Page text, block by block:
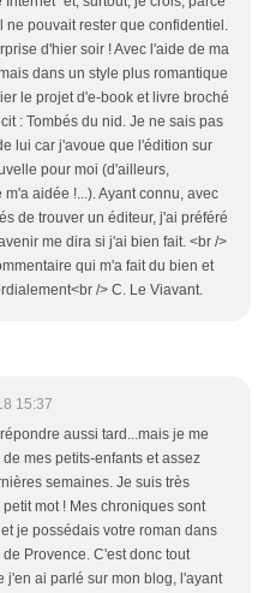
ne pouvait rester que confidentiel.
d'hier soir ! Avec l'aide de ma
dans un style plus romantique
le projet d'e-book et livre broché
: Tombés du nid. Je ne sais pas
lui car j'avoue que l'édition sur
pour moi (d'ailleurs,
aidée !...). Ayant connu, avec
de trouver un éditeur, j'ai préféré
me dira si j'ai bien fait. <br />
qui m'a fait du bien et
/> C. Le Viavant.
15:37
aussi tard...mais je me
mes petits-enfants et assez
semaines. Je suis très
mot ! Mes chroniques sont
je possédais votre roman dans
Provence. C'est donc tout
j'en ai parlé sur mon blog, l'ayant